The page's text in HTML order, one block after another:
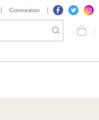
Connexion
>